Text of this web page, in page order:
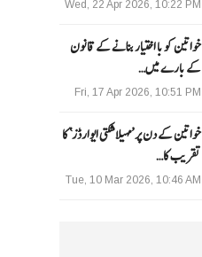
Wed, 22 Apr 2026, 10:22 PM
خواتین کو با اختیار بنانے کے قانون
کے بارے میں…
Fri, 17 Apr 2026, 10:51 PM
خواتین کے دن پر ’مہیلا شکتی ایوارڈز‘ کا
تقریب کا…
Tue, 10 Mar 2026, 10:46 AM